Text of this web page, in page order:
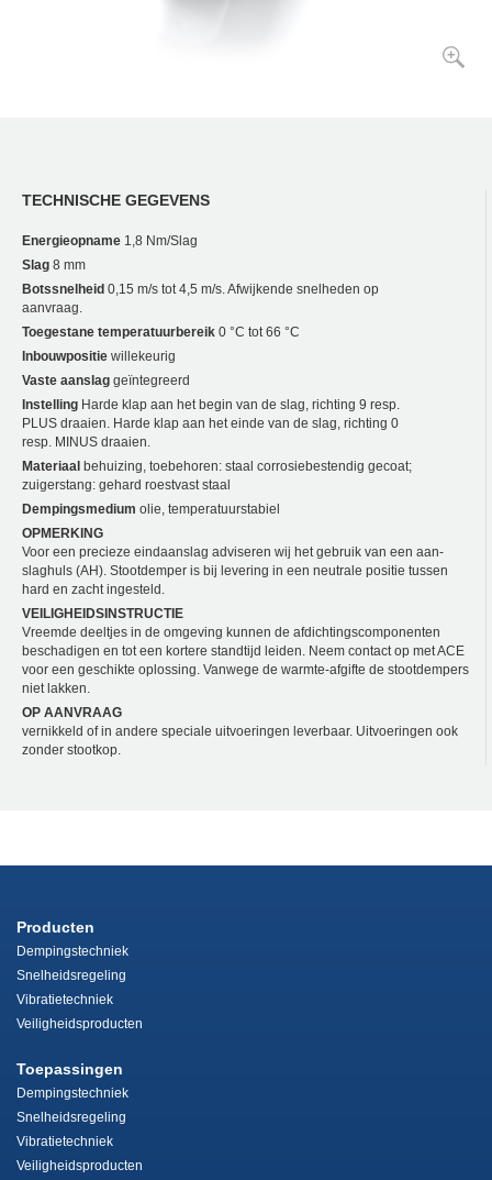
TECHNISCHE GEGEVENS
Energieopname 1,8 Nm/Slag
Slag 8 mm
Botssnelheid 0,15 m/s tot 4,5 m/s. Afwijkende snelheden op
aanvraag.
Toegestane temperatuurbereik 0 °C tot 66 °C
Inbouwpositie willekeurig
Vaste aanslag geïntegreerd
Instelling Harde klap aan het begin van de slag, richting 9 resp.
PLUS draaien. Harde klap aan het einde van de slag, richting 0
resp. MINUS draaien.
Materiaal behuizing, toebehoren: staal corrosiebestendig gecoat;
zuigerstang: gehard roestvast staal
Dempingsmedium olie, temperatuurstabiel
OPMERKING
Voor een precieze eindaanslag adviseren wij het gebruik van een aan­
slaghuls (AH). Stootdemper is bij levering in een neutrale positie tussen
hard en zacht ingesteld.
VEILIGHEIDSINSTRUCTIE
Vreemde deeltjes in de omgeving kunnen de afdichtingscomponenten
beschadigen en tot een kortere standtijd leiden. Neem contact op met ACE
voor een geschikte oplossing. Vanwege de warmte-afgifte de stootdempers
niet lakken.
OP AANVRAAG
vernikkeld of in andere speciale uitvoeringen leverbaar. Uitvoeringen ook
zonder stootkop.
Producten
Dempingstechniek
Snelheidsregeling
Vibratietechniek
Veiligheidsproducten
Toepassingen
Dempingstechniek
Snelheidsregeling
Vibratietechniek
Veiligheidsproducten